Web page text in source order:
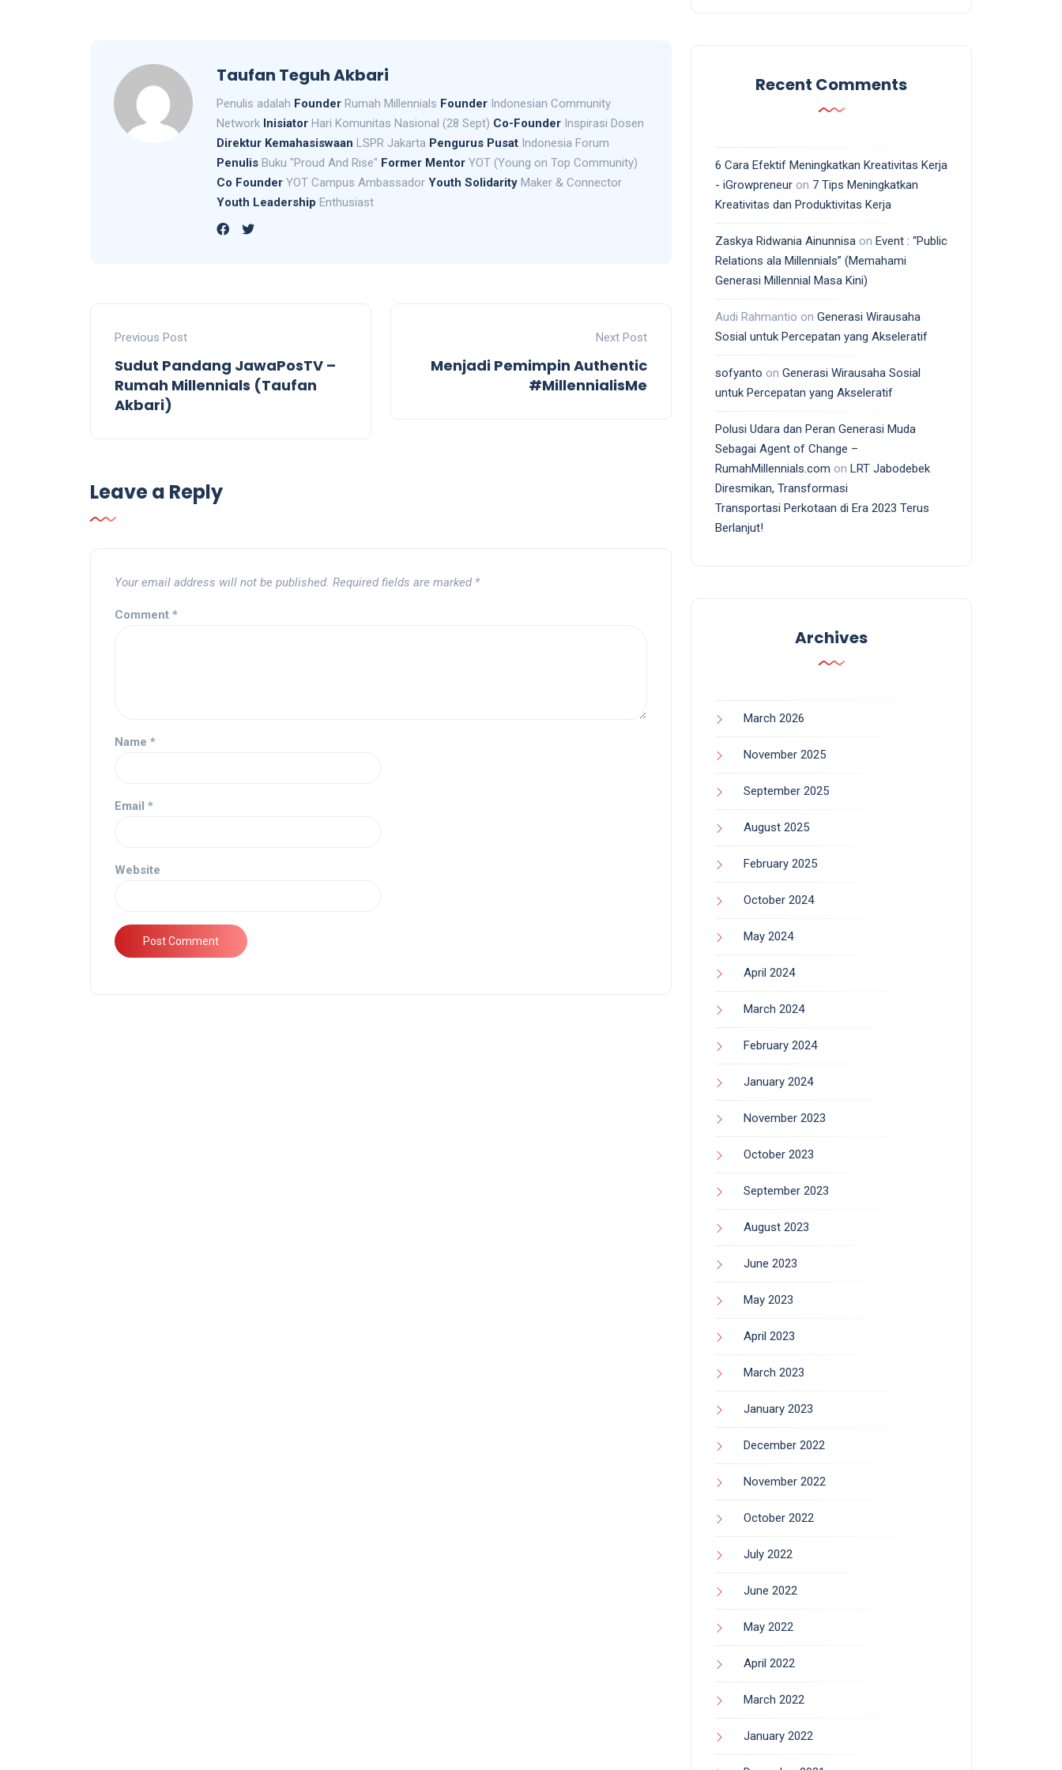
Taufan Teguh Akbari
Penulis adalah Founder Rumah Millennials Founder Indonesian Community
Network Inisiator Hari Komunitas Nasional (28 Sept) Co-Founder Inspirasi Dosen
Direktur Kemahasiswaan LSPR Jakarta Pengurus Pusat Indonesia Forum
Penulis Buku "Proud And Rise" Former Mentor YOT (Young on Top Community)
Co Founder YOT Campus Ambassador Youth Solidarity Maker & Connector
Youth Leadership Enthusiast
Previous Post
Sudut Pandang JawaPosTV –
Rumah Millennials (Taufan
Akbari)
Next Post
Menjadi Pemimpin Authentic
#MillennialisMe
Leave a Reply
Your email address will not be published. Required fields are marked *
Comment *
Name *
Email *
Website
Recent Comments
6 Cara Efektif Meningkatkan Kreativitas Kerja
- iGrowpreneur on 7 Tips Meningkatkan
Kreativitas dan Produktivitas Kerja
Zaskya Ridwania Ainunnisa on Event : “Public
Relations ala Millennials” (Memahami
Generasi Millennial Masa Kini)
Audi Rahmantio on Generasi Wirausaha
Sosial untuk Percepatan yang Akseleratif
sofyanto on Generasi Wirausaha Sosial
untuk Percepatan yang Akseleratif
Polusi Udara dan Peran Generasi Muda
Sebagai Agent of Change –
RumahMillennials.com on LRT Jabodebek
Diresmikan, Transformasi
Transportasi Perkotaan di Era 2023 Terus
Berlanjut!
Archives
March 2026
November 2025
September 2025
August 2025
February 2025
October 2024
May 2024
April 2024
March 2024
February 2024
January 2024
November 2023
October 2023
September 2023
August 2023
June 2023
May 2023
April 2023
March 2023
January 2023
December 2022
November 2022
October 2022
July 2022
June 2022
May 2022
April 2022
March 2022
January 2022